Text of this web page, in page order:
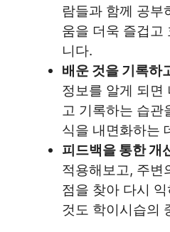
람들과 함께 공부
움을 더욱 즐겁고
니다.
배운 것을 기록하
정보를 알게 되면
고 기록하는 습관
식을 내면화하는
피드백을 통한 개
적용해보고, 주변
점을 찾아 다시
것도 학이시습의